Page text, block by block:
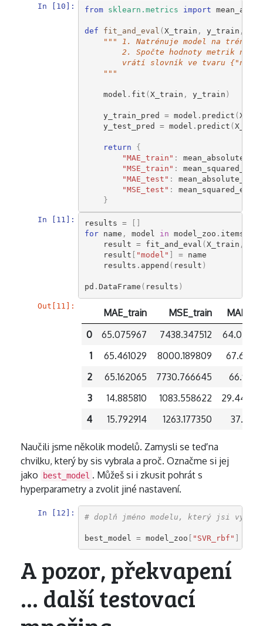
In [10]: from sklearn.metrics import
def fit_and_eval ( X_train , y_train ,
""" 1. Natrénuje model na
2. Spočte hodnoty metrik na
vrátí slovník ve tvaru
    """
model . fit ( X_train , y_train )
y_train_pred = model . predict (
y_test_pred
= model . predict ( X_test
return
{
"MAE_train" :
"MSE_train" :
"MAE_test" :
"MSE_test" : mean_squared_error
}
In [11]: results =
for
name , model in model_zoo . items
result = fit_and_eval ( X_train ,
result
"model" =
name
results . append ( result )
pd . DataFrame ( results )
Out[11]:
MAE_train MSE_train
0
65.075967 7438.347512
1
65.461029 8000.189809
2
65.162065 7730.766645
3
14.885810 1083.558622
4
15.792914 1263.177350
Naučili jsme několik modelů. Zamysli se teď na
chvilku, který by sis vybrala a proč. Označme si jej
jako
best_model . Můžeš si i zkusit pohrát s
hyperparametry a zvolit jiné nastavení.
In [12]: # doplň jméno modelu, který jsi
best_model = model_zoo [ "SVR_rbf" ]
A pozor, překvapení
... další testovací